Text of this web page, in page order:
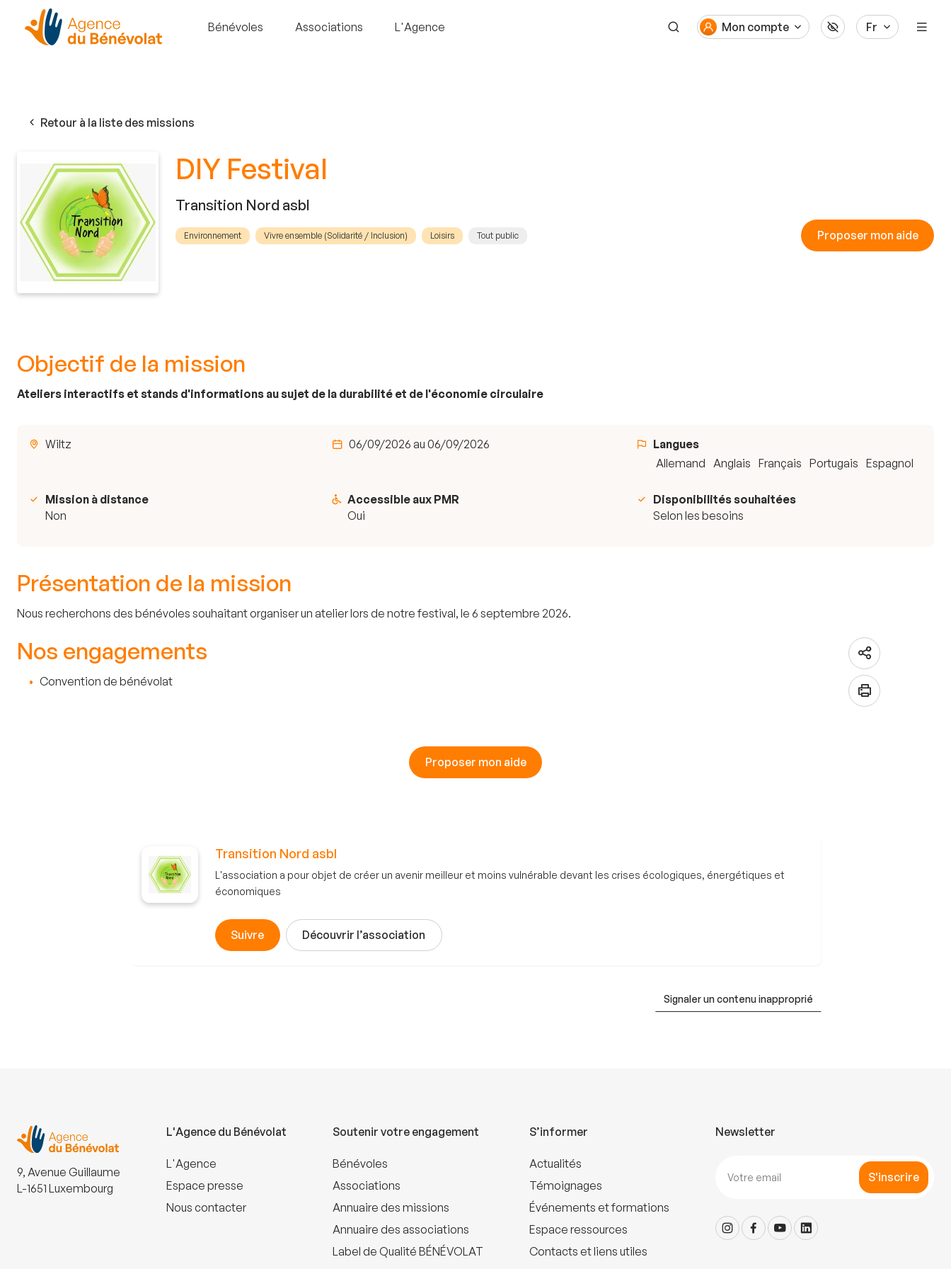
Bénévoles Associations L'Agence Mon compte Fr
Retour à la liste des missions
DIY Festival
Transition Nord asbl
Environnement Vivre ensemble (Solidarité / Inclusion) Loisirs Tout public Proposer mon aide
Objectif de la mission
Ateliers interactifs et stands d'informations au sujet de la durabilité et de l'économie circulaire
Wiltz 06/09/2026 au 06/09/2026
Langues
Allemand
Anglais Français Portugais Espagnol
Mission à distance
Non
Accessible aux PMR
Oui
Disponibilités souhaitées
Selon les besoins
Présentation de la mission
Nous recherchons des bénévoles souhaitant organiser un atelier lors de notre festival, le 6 septembre 2026.
Nos engagements
Convention de bénévolat
Proposer mon aide
Transition Nord asbl
L'association a pour objet de créer un avenir meilleur et moins vulnérable devant les crises écologiques, énergétiques et
économiques
Suivre Découvrir l’association
Signaler un contenu inapproprié
9, Avenue Guillaume
L-1651 Luxembourg
L'Agence du Bénévolat
L'Agence
Espace presse
Nous contacter
Soutenir votre engagement
Bénévoles
Associations
Annuaire des missions
Annuaire des associations
Label de Qualité BÉNÉVOLAT
S’informer
Actualités
Témoignages
Événements et formations
Espace ressources
Contacts et liens utiles
Newsletter
S'inscrire